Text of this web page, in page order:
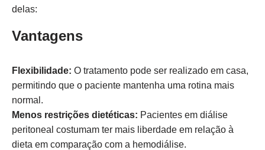
delas:
Vantagens
Flexibilidade: O tratamento pode ser realizado em casa,
permitindo que o paciente mantenha uma rotina mais
normal.
Menos restrições dietéticas: Pacientes em diálise
peritoneal costumam ter mais liberdade em relação à
dieta em comparação com a hemodiálise.